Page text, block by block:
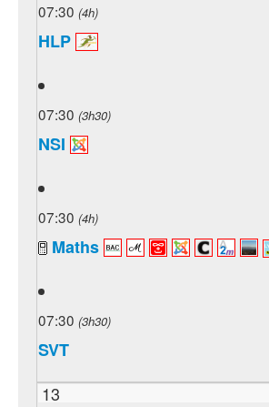
07:30 (4h)
HLP
07:30 (3h30)
NSI
07:30 (4h)
Maths
07:30 (3h30)
SVT
13